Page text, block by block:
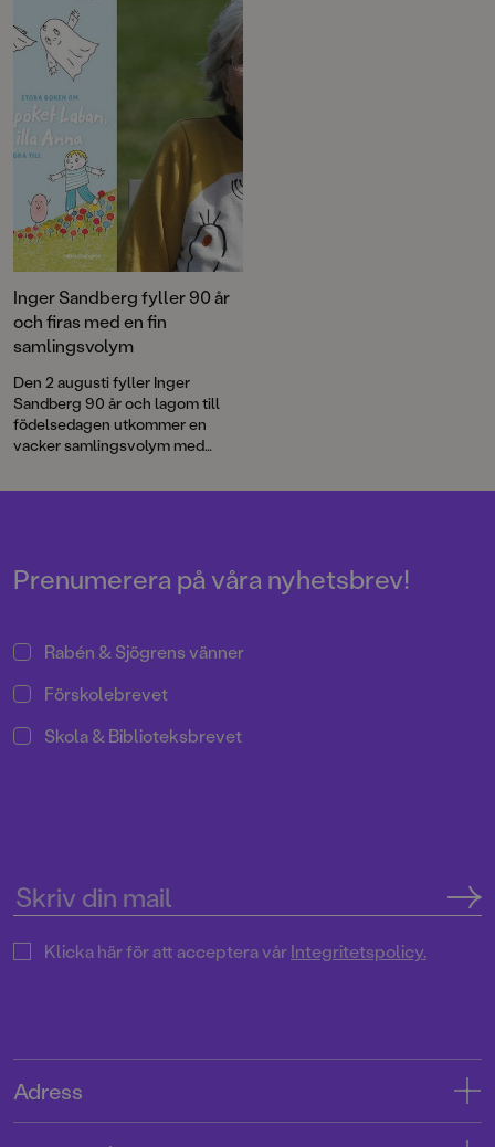
Inger Sandberg fyller 90 år
och firas med en fin
samlingsvolym
Den 2 augusti fyller Inger
Sandberg 90 år och lagom till
födelsedagen utkommer en
vacker samlingsvolym med
Lasse Sandbergs stora
Prenumerera på våra nyhetsbrev!
Rabén & Sjögrens vänner
Förskolebrevet
Skola & Biblioteksbrevet
Klicka här för att acceptera vårIntegritetspolicy.
Adress